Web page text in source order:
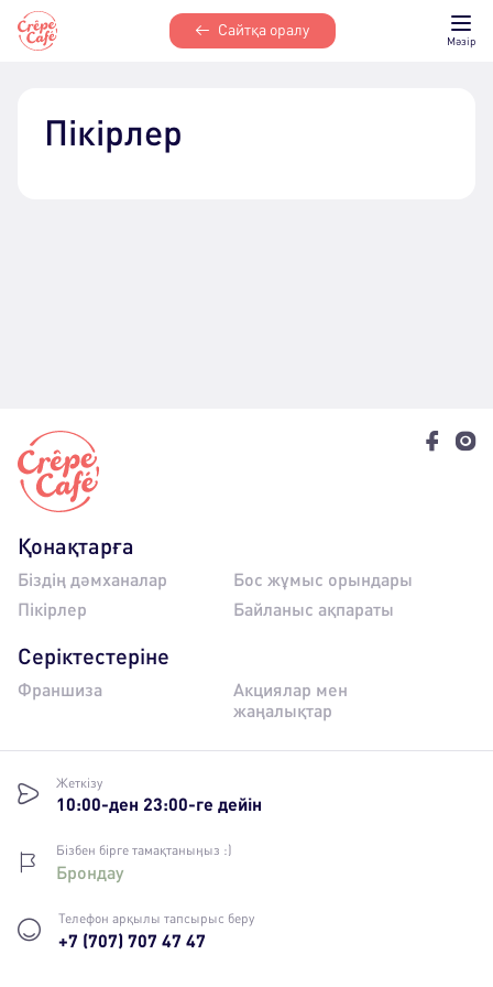
Сайтқа оралу
Мәзір
Пікірлер
Қонақтарға
Біздің дәмханалар
Бос жұмыс орындары
Пікірлер
Байланыс ақпараты
Серіктестеріне
Франшиза
Акциялар мен
жаңалықтар
Жеткізу
10:00-ден 23:00-ге дейін
Бізбен бірге тамақтаныңыз :)
Брондау
Телефон арқылы тапсырыс беру
+7 (707) 707 47 47